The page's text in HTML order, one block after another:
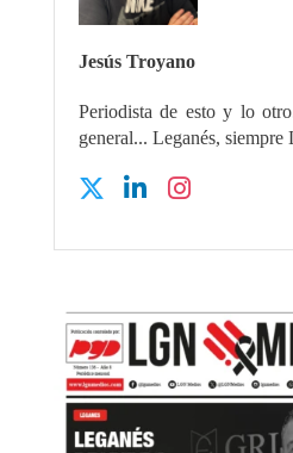
Jesús Troyano
Periodista de esto y lo
general... Leganés, siempre